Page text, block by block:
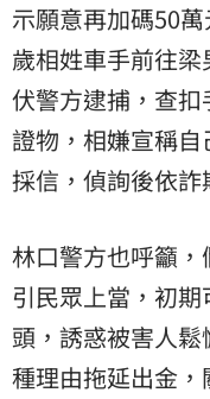
示願意再加碼50
歲相姓車手前往
伏警方逮捕，查
證物，相嫌宣稱
採信，偵詢後依詐
林口警方也呼籲
引民眾上當，初
頭，誘惑被害人
種理由拖延出金